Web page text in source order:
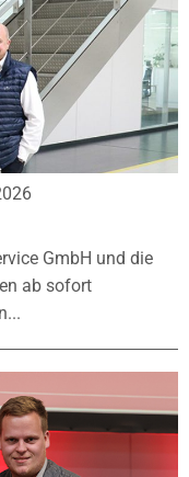
GmbH und die
ab sofort